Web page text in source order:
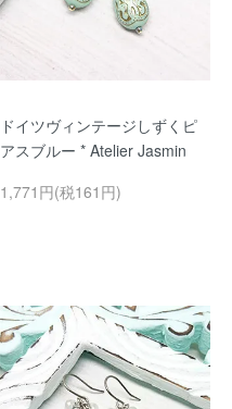
ドイツヴィンテージしずくピ
アスブルー * Atelier Jasmin
1,771円(税161円)